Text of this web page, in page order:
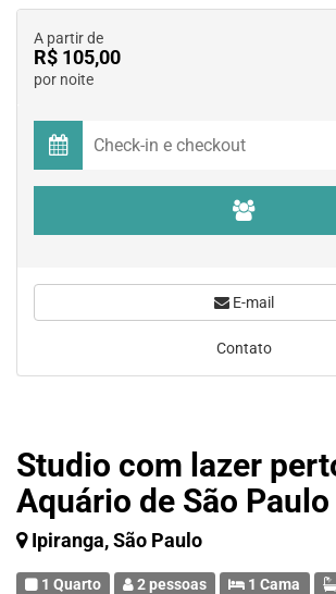
Studio com lazer
Aquário de São Paulo
Ipiranga, São Paulo
1 Quarto 2 pessoas 1 Cama
A partir de
R$ 105,00
por noite
E-mail
Contato